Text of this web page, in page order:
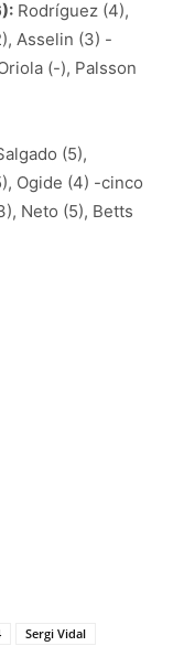
Rodríguez (4),
Asselin (3) -
(-), Palsson
(5),
Ogide (4) -cinco
Neto (5), Betts
Sergi Vidal